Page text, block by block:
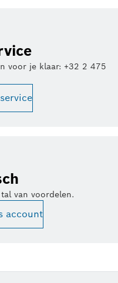
klaar: +32 2 475
van voordelen.
account